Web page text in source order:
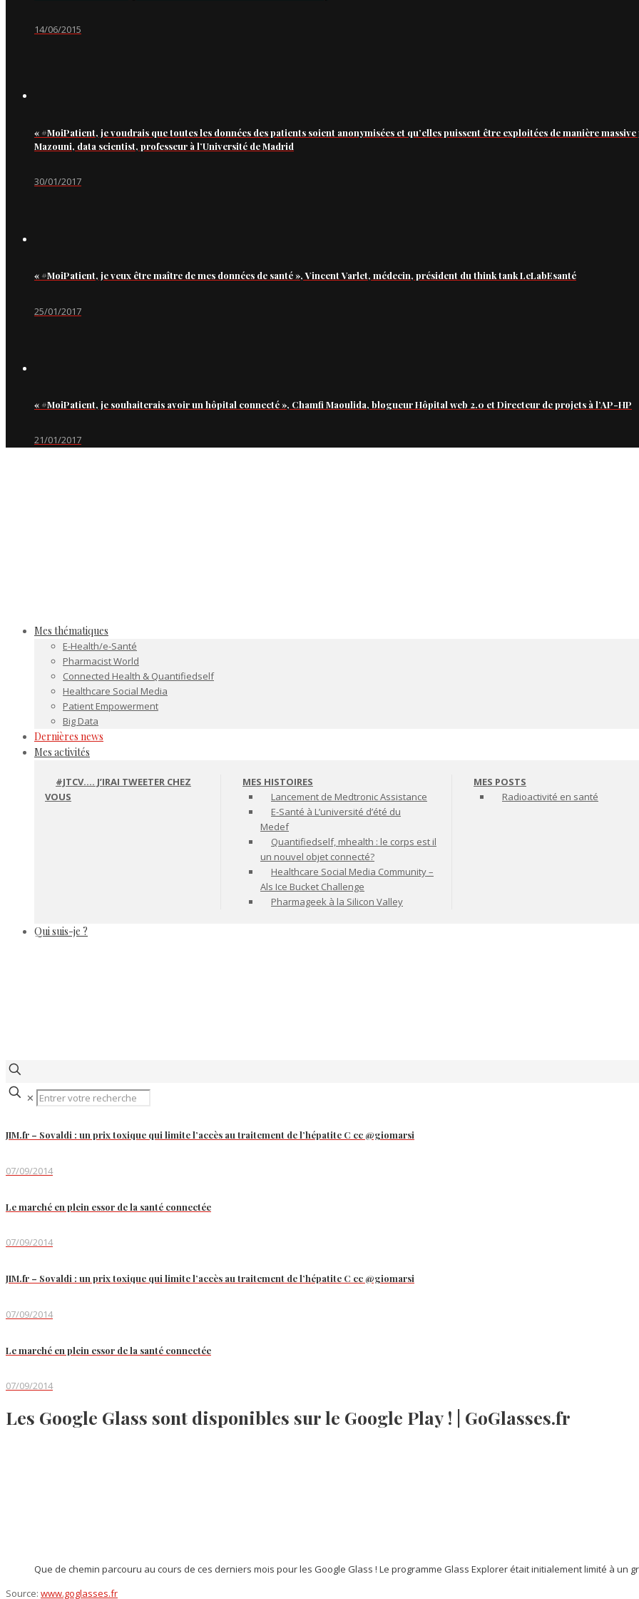
14/06/2015
« #MoiPatient, je voudrais que toutes les données des patients soient anonymisées et qu’elles puissent être exploitées de manière
Mazouni, data scientist, professeur à l’Université de Madrid
30/01/2017
« #MoiPatient, je veux être maître de mes données de santé », Vincent Varlet, médecin, président du think tank LeLabEsanté
25/01/2017
« #MoiPatient, je souhaiterais avoir un hôpital connecté », Chamfi Maoulida, blogueur Hôpital web 2.0 et Directeur de projets à l’AP-HP
21/01/2017
Mes thématiques
E-Health/e-Santé
Pharmacist World
Connected Health & Quantifiedself
Healthcare Social Media
Patient Empowerment
Big Data
Dernières news
Mes activités
#JTCV…. J’IRAI TWEETER CHEZ
VOUS
MES HISTOIRES
Lancement de Medtronic Assistance
E-Santé à L’université d’été du
Medef
Quantifiedself, mhealth : le corps est il
un nouvel objet connecté?
Healthcare Social Media Community –
Als Ice Bucket Challenge
Pharmageek à la Silicon Valley
MES POSTS
Radioactivité en santé
Qui suis-je ?
✕
JIM.fr – Sovaldi : un prix toxique qui limite l’accès au traitement de l’hépatite C cc @giomarsi
07/09/2014
Le marché en plein essor de la santé connectée
07/09/2014
JIM.fr – Sovaldi : un prix toxique qui limite l’accès au traitement de l’hépatite C cc @giomarsi
07/09/2014
Le marché en plein essor de la santé connectée
07/09/2014
Les Google Glass sont disponibles sur le Google Play ! | GoGlasses.fr
Que de chemin parcouru au cours de ces derniers mois pour les Google Glass ! Le programme Glass Explorer était initialement limité à un
Source: www.goglasses.fr